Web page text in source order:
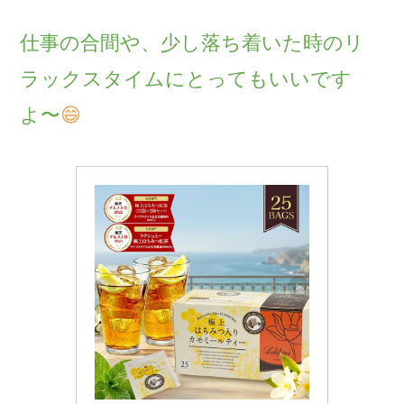
仕事の合間や、少し落ち着いた時のリ
ラックスタイムにとってもいいです
よ〜😄